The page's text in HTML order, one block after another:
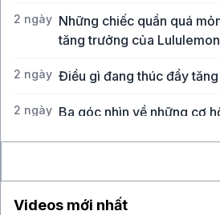
2 ngày Những chiếc quần quá
tăng trưởng của Lululemon
2 ngày Điều gì đang thúc đẩy
2 ngày Ba góc nhìn về những cơ
Videos mới nhất